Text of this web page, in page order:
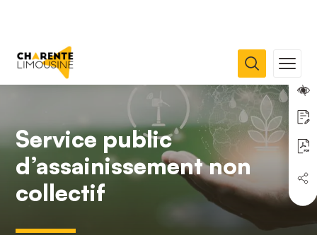
Service public
d’assainissement non
collectif